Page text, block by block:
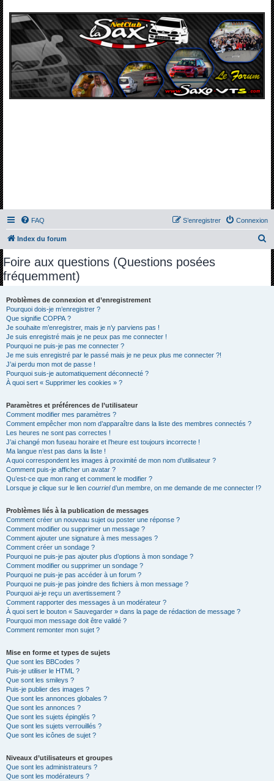
FAQ Connexion
S’enregistrer
Index du forum
Foire aux questions (Questions posées
fréquemment)
Problèmes de connexion et d’enregistrement
Pourquoi dois-je m’enregistrer ?
Que signifie COPPA ?
Je souhaite m’enregistrer, mais je n’y parviens pas !
Je suis enregistré mais je ne peux pas me connecter !
Pourquoi ne puis-je pas me connecter ?
Je me suis enregistré par le passé mais je ne peux plus me connecter ?!
J’ai perdu mon mot de passe !
Pourquoi suis-je automatiquement déconnecté ?
À quoi sert « Supprimer les cookies » ?
Paramètres et préférences de l’utilisateur
Comment modifier mes paramètres ?
Comment empêcher mon nom d’apparaître dans la liste des membres connectés ?
Les heures ne sont pas correctes !
J’ai changé mon fuseau horaire et l’heure est toujours incorrecte !
Ma langue n’est pas dans la liste !
A quoi correspondent les images à proximité de mon nom d’utilisateur ?
Comment puis-je afficher un avatar ?
Qu’est-ce que mon rang et comment le modifier ?
Lorsque je clique sur le lien courrield’un membre, on me demande de me connecter !?
Problèmes liés à la publication de messages
Comment créer un nouveau sujet ou poster une réponse ?
Comment modifier ou supprimer un message ?
Comment ajouter une signature à mes messages ?
Comment créer un sondage ?
Pourquoi ne puis-je pas ajouter plus d’options à mon sondage ?
Comment modifier ou supprimer un sondage ?
Pourquoi ne puis-je pas accéder à un forum ?
Pourquoi ne puis-je pas joindre des fichiers à mon message ?
Pourquoi ai-je reçu un avertissement ?
Comment rapporter des messages à un modérateur ?
À quoi sert le bouton « Sauvegarder » dans la page de rédaction de message ?
Pourquoi mon message doit être validé ?
Comment remonter mon sujet ?
Mise en forme et types de sujets
Que sont les BBCodes ?
Puis-je utiliser le HTML ?
Que sont les smileys ?
Puis-je publier des images ?
Que sont les annonces globales ?
Que sont les annonces ?
Que sont les sujets épinglés ?
Que sont les sujets verrouillés ?
Que sont les icônes de sujet ?
Niveaux d’utilisateurs et groupes
Que sont les administrateurs ?
Que sont les modérateurs ?